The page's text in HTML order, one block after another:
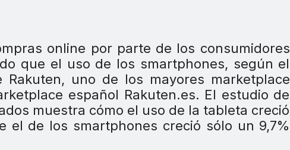
online por parte de los consumidores
que el uso de los smartphones, según el
uno de los mayores marketplace
español Rakuten.es. El estudio de
muestra cómo el uso de la tableta creció
el de los smartphones creció sólo un 9,7%